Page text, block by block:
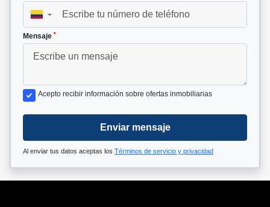
▼
Mensaje *
Acepto recibir información sobre ofertas inmobiliarias
Enviar mensaje
Al enviar tus datos aceptas los Términos de servicio y privacidad